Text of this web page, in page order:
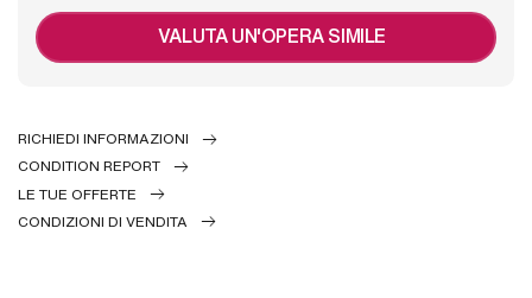
VALUTA UN'OPERA SIMILE
RICHIEDI INFORMAZIONI
CONDITION REPORT
LE TUE OFFERTE
CONDIZIONI DI VENDITA